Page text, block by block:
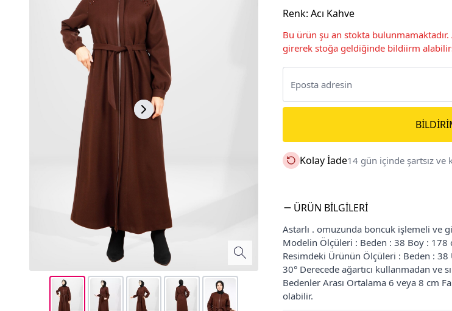
Renk: Acı Kahve
Bu ürün şu an stokta
girerek stoğa geldiğinde bildiirm
Kolay İade14 gün içinde şartsız ve
ÜRÜN BILGILERI
Astarlı . omuzunda boncuk işlemeli ve
Modelin Ölçüleri : Beden : 38 Boy : 178
Resimdeki Ürünün Ölçüleri : Beden :
30° Derecede ağartıcı kullanmadan ve
Bedenler Arası Ortalama 6 veya 8 cm
olabilir.